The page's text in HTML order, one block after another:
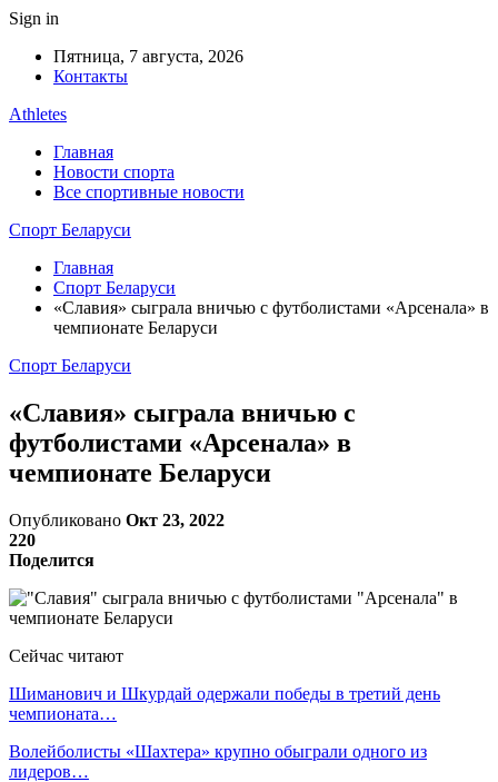
Sign in
Пятница, 7 августа, 2026
Контакты
Athletes
Главная
Новости спорта
Все спортивные новости
Спорт Беларуси
Главная
Спорт Беларуси
«Славия» сыграла вничью с футболистами «Арсенала» в
чемпионате Беларуси
Спорт Беларуси
«Славия» сыграла вничью с
футболистами «Арсенала» в
чемпионате Беларуси
Опубликовано Окт 23, 2022
220
Поделится
Сейчас читают
Шиманович и Шкурдай одержали победы в третий день
чемпионата…
Волейболисты «Шахтера» крупно обыграли одного из
лидеров…